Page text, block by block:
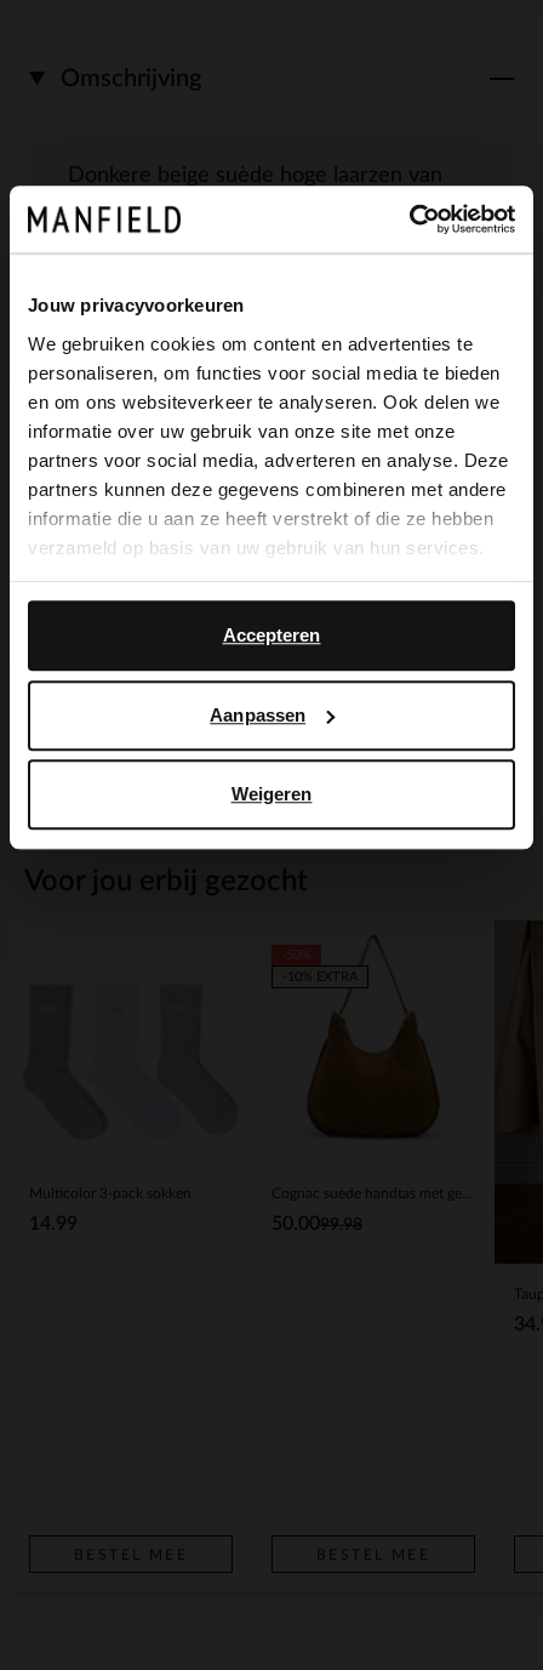
Jouw privacyvoorkeuren
We gebruiken cookies om content en advertenties te
personaliseren, om functies voor social media te bieden
en om ons websiteverkeer te analyseren. Ook delen we
informatie over uw gebruik van onze site met onze
partners voor social media, adverteren en analyse. Deze
partners kunnen deze gegevens combineren met andere
informatie die u aan ze heeft verstrekt of die ze hebben
verzameld op basis van uw gebruik van hun services.
Accepteren
Aanpassen
Weigeren
Voor jou erbij gezocht
Multicolor 3-pack sokken
14.99
BESTEL MEE
99.98
50.00
-10% EXTRA
BESTEL MEE
Omschrijving
Donkere beige suède hoge laarzen van
Manfield met een zwarter hak van 5 cm
laarzen hebben een schachthoogte van 40
cm en een schachtomtrek van 38 cm,
gemeten bij een maat 37. We adviseren
als bescherming en verzorging de suède/
nubuck spray in transparant.
Alles over dit product
Maattabel
Bezorgen & retour
×
View this website in English?
It looks like your language isn't Dutch. Would
you like to switch to English?
English